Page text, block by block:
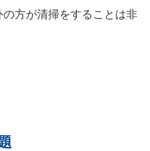
方が清掃をすることは非